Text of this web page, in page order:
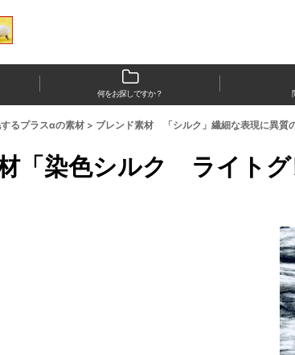
何をお探しですか？
するプラスαの素材 > ブレンド素材 「シルク」繊細な表現に異
「染色シルク ライトグ